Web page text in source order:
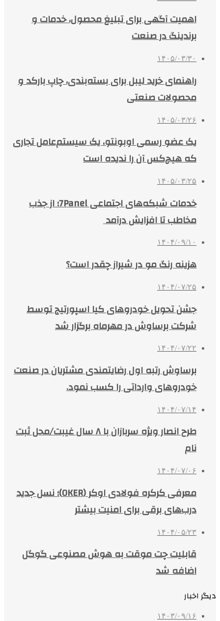
اهمیت آگهی برای تبلیغ محصول، خدمات و
برندینگ در صنعت
۱۴۰۵/۰۳/۳۰
راهنمای خرید لیبل برای بسته‌بندی، چاپ بارکد و
محصولات صنعتی
۱۴۰۵/۰۳/۲۶
یک عضو رسمی اوبونتو، یک سیستم‌عامل تجاری
که هیچ‌کس آن را ندیده است
۱۴۰۵/۰۳/۲۵
خدمات شبکه‌های اجتماعی 7Panel؛ از جذب
مخاطب تا افزایش درآمد
۱۴۰۴/۰۹/۱۰
هزینه رنگ مو در شیراز چقدر است؟
۱۴۰۴/۰۷/۲۵
جشن تحویل خودروهای کیا اسپورتیج توسط
شرکت برساوش در مهرماه برگزار شد
۱۴۰۴/۰۷/۲۲
برساوش رتبه اول رضایتمندی مشتریان در صنعت
خودروهای وارداتی را کسب نمود.
۱۴۰۴/۰۷/۱۴
طرح انصار ویژه سربازان با ۸ سال غیبت/محل ثبت
نام
۱۴۰۴/۰۷/۰۶
معرفی کرکره فولادی اوکر (OKER)؛ نسل جدید
درب‌های برقی برای امنیت بیشتر
۱۴۰۴/۰۵/۲۳
قابلیت چت موقت به هوش مصنوعی گوگل
اضافه شد
دیگر اخبار
۱۴۰۳/۰۹/۱۶